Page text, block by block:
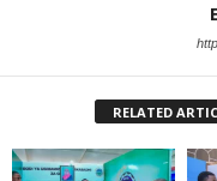
RELATED